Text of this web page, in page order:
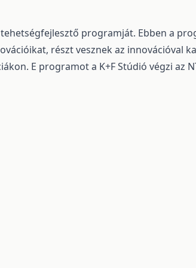
tehetségfejlesztő programját. Ebben a
részt vesznek az innovációval
E programot a K+F Stúdió végzi az